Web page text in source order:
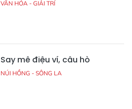
VĂN HÓA - GIẢI TRÍ
Say mê điệu ví, câu hò
NÚI HỒNG - SÔNG LA